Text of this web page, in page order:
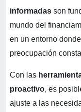
informadas son
mundo del
en un entorno
preocupación
Con las
proactivo, es
ajuste a las